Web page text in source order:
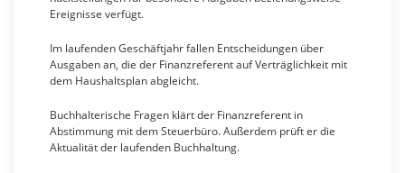
Ereignisse verfügt.
Im laufenden Geschäftjahr fallen Entscheidungen über
Ausgaben an, die der Finanzreferent auf Verträglichkeit mit
dem Haushaltsplan abgleicht.
Buchhalterische Fragen klärt der Finanzreferent in
Abstimmung mit dem Steuerbüro. Außerdem prüft er die
Aktualität der laufenden Buchhaltung.